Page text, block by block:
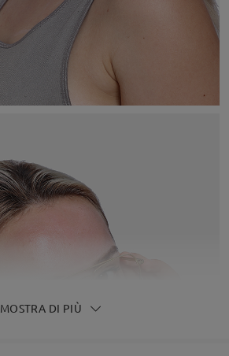
MOSTRA DI PIÙ